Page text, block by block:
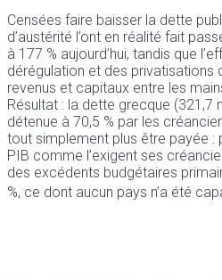
Censées faire baisser la dette
d’austérité l’ont en réalité fait
à 177 % aujourd’hui, tandis que
dérégulation et des privatisations
revenus et capitaux entre les
Résultat : la dette grecque (321,7
détenue à 70,5 % par les
tout simplement plus être payée :
PIB comme l’exigent ses
des excédents budgétaires
%, ce dont aucun pays n’a été